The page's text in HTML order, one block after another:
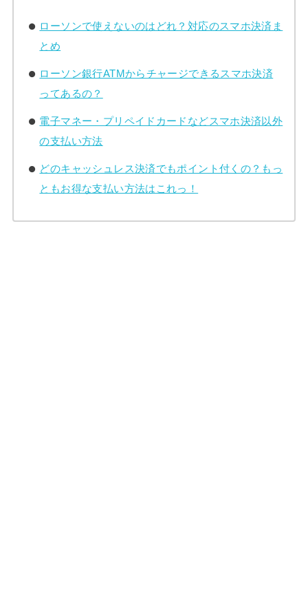
ローソンで使えないのはどれ？対応のスマホ決済ま
とめ
ローソン銀行ATMからチャージできるスマホ決済
ってあるの？
電子マネー・プリペイドカードなどスマホ決済以外
の支払い方法
どのキャッシュレス決済でもポイント付くの？もっ
ともお得な支払い方法はこれっ！